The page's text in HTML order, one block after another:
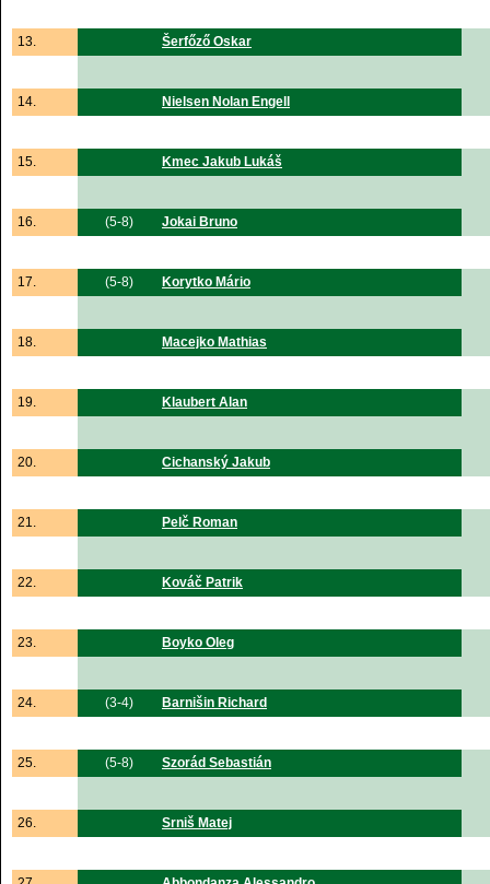
13. Šerfőző Oskar
14. Nielsen Nolan Engell
15. Kmec Jakub Lukáš
16. (5-8) Jokai Bruno
17. (5-8) Korytko Mário
18. Macejko Mathias
19. Klaubert Alan
20. Cichanský Jakub
21. Pelč Roman
22. Kováč Patrik
23. Boyko Oleg
24. (3-4) Barnišin Richard
25. (5-8) Szorád Sebastián
26. Srniš Matej